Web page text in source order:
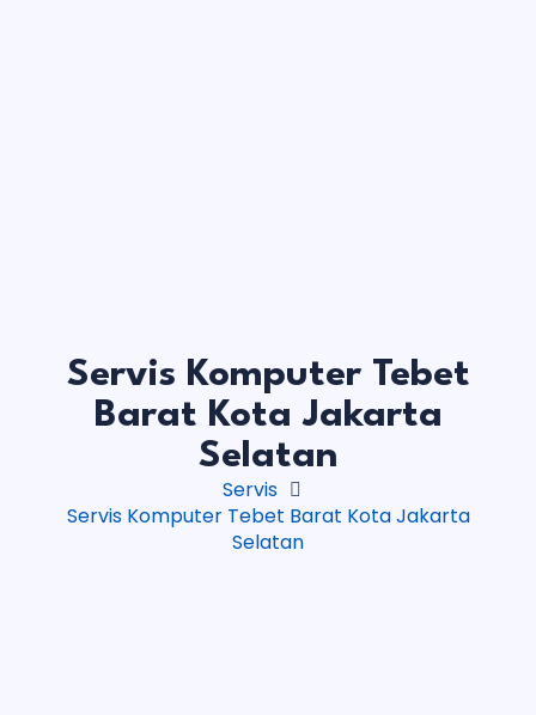
Servis Komputer Tebet
Barat Kota Jakarta
Selatan
Servis
Servis Komputer Tebet Barat Kota Jakarta
Selatan